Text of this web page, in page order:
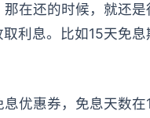
在还的时候，就还
利息。比如15天免
优惠券，免息天数